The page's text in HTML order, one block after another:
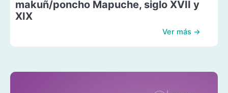
makuñ/poncho Mapuche, siglo XVII y
XIX
Ver más →